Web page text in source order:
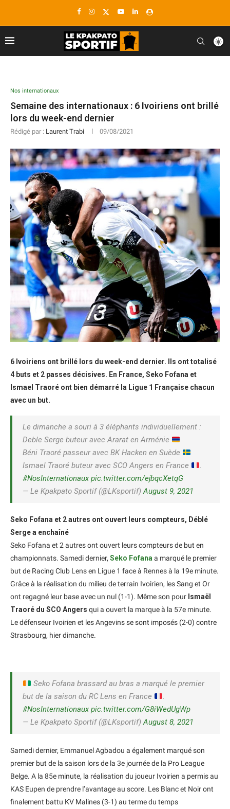
Nos internationaux
Semaine des internationaux : 6 Ivoiriens ont brillé
lors du week-end dernier
Rédigé par : Laurent Trabi 09/08/2021
6 Ivoiriens ont brillé lors du week-end dernier. Ils ont totalisé
4 buts et 2 passes décisives. En France, Seko Fofana et
Ismael Traoré ont bien démarré la Ligue 1 Française chacun
avec un but.
Le dimanche a souri à 3 éléphants individuellement :
Deble Serge buteur avec Ararat en Arménie
Béni Traoré passeur avec BK Hacken en Suède
Ismael Traoré buteur avec SCO Angers en France
.
#NosInternationaux pic.twitter.com/ejbqcXetqG
— Le Kpakpato Sportif (@LKsportif)August 9, 2021
Seko Fofana et 2 autres ont ouvert leurs compteurs, Déblé
Serge a enchaîné
Seko Fofana et 2 autres ont ouvert leurs compteurs de but en
championnats. Samedi dernier, Seko Fofana a marqué le premier
but de Racing Club Lens en Ligue 1 face à Rennes à la 19e minute.
Grâce à la réalisation du milieu de terrain Ivoirien, les Sang et Or
ont regagné leur base avec un nul (1-1). Même son pour Ismaël
Traoré du SCO Angers qui a ouvert la marque à la 57e minute.
Le défenseur Ivoirien et les Angevins se sont imposés (2-0) contre
Strasbourg, hier dimanche.
Seko Fofana brassard au bras a marqué le premier
but de la saison du RC Lens en France
.
#NosInternationaux pic.twitter.com/G8iWedUgWp
— Le Kpakpato Sportif (@LKsportif)August 8, 2021
Samedi dernier, Emmanuel Agbadou a également marqué son
premier but de la saison lors de la 3e journée de la Pro League
Belge. A la 85e minute, la réalisation du joueur Ivoirien a permis au
KAS Eupen de prendre l’avantage au score. Les Blanc et Noir ont
finalement battu KV Malines (3-1) au terme du temps